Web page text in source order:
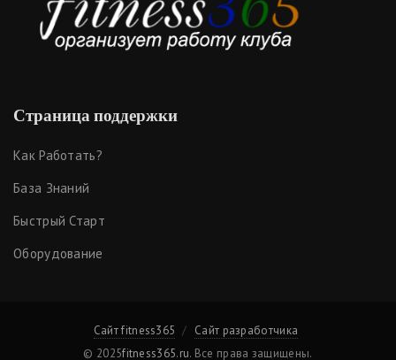
Страница поддержки
Как Работать?
База Знаний
Быстрый Старт
Оборудование
Сайт fitness365
Сайт разработчика
© 2025fitness365.ru. Все права защищены.